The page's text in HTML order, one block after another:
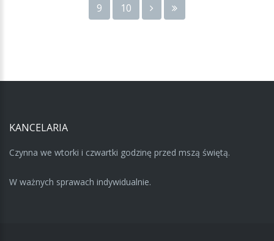
9
10
KANCELARIA
Czynna we wtorki i czwartki godzinę przed mszą świętą.
W ważnych sprawach indywidualnie.